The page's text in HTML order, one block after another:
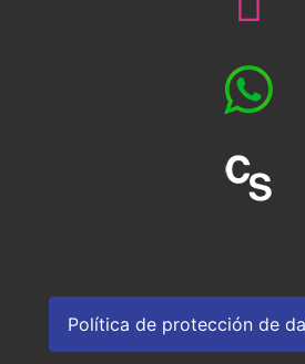
Política de protección de